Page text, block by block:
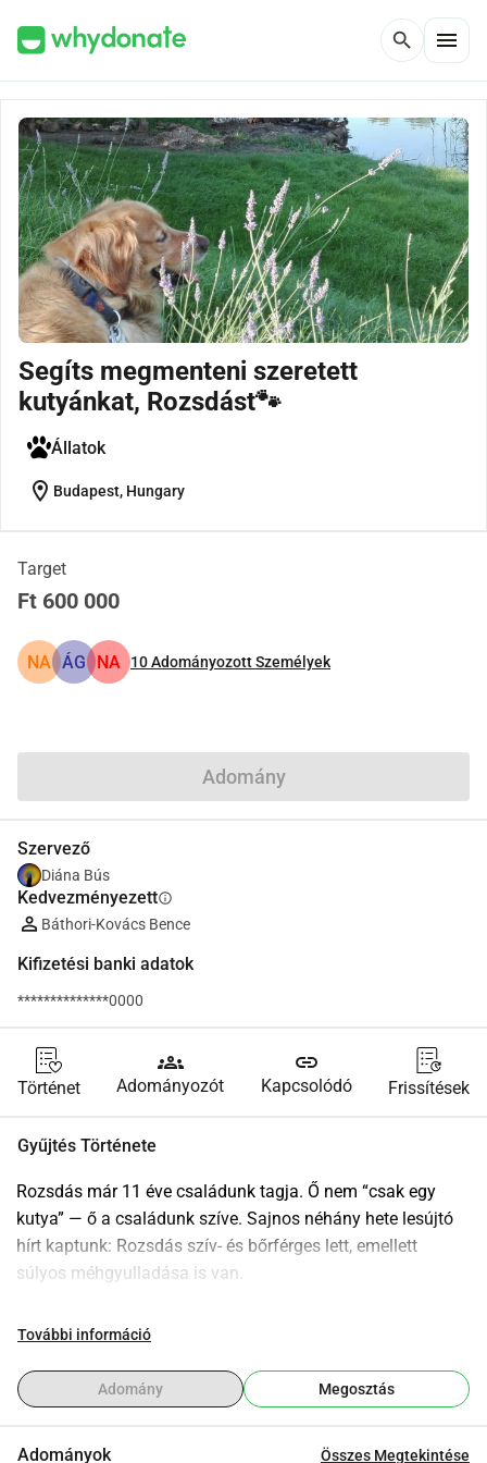
search menu
Segíts megmenteni szeretett
kutyánkat, Rozsdást🐾
Állatok
location_on Budapest, Hungary
Target
Ft 600 000
NA ÁG NA 10Adományozott Személyek
Adomány
Szervező
Diána Bús
Kedvezményezettinfo
Báthori-Kovács Bence
Kifizetési banki adatok
**************0000
Történet
groups
Adományozót
link
Kapcsolódó Frissítések
Gyűjtés Története
Rozsdás már 11 éve családunk tagja. Ő nem “csak egy
kutya” — ő a családunk szíve. Sajnos néhány hete lesújtó
hírt kaptunk: Rozsdás szív- és bőrférges lett, emellett
súlyos méhgyulladása is van.
Az elmúlt években ahol eddig lakott — bár szerették — nem
biztosítottunk volna. Valószínűleg így kaphatta el a
betegséget. Amióta újra nálunk van, mindent megteszünk,
További információ
Adomány Megosztás
Adományok Összes Megtekintése